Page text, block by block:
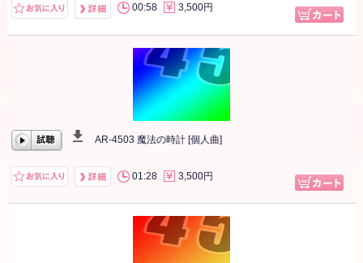
00:00/00:00 00:58 3,500円
00:00/00:00
AR-4503 魔法の時計 [個人曲]
01:28 3,500円